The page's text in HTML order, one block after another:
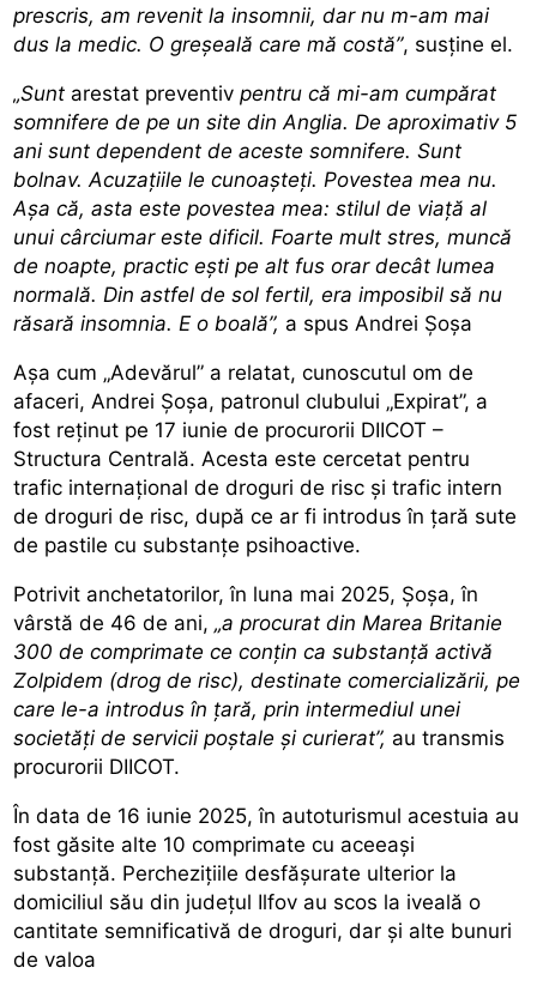
prescris, am revenit la insomnii, dar nu m-am mai
dus la medic. O greșeală care mă costă”, susține el.
„Sunt arestat preventivpentru că mi-am cumpărat
somnifere de pe un site din Anglia. De aproximativ 5
ani sunt dependent de aceste somnifere. Sunt
bolnav. Acuzațiile le cunoașteți. Povestea mea nu.
Așa că, asta este povestea mea: stilul de viață al
unui cârciumar este dificil. Foarte mult stres, muncă
de noapte, practic ești pe alt fus orar decât lumea
normală. Din astfel de sol fertil, era imposibil să nu
răsară insomnia. E o boală”, a spus Andrei Șoșa
Așa cum „Adevărul” a relatat, cunoscutul om de
afaceri, Andrei Șoșa, patronul clubului „Expirat”, a
fost reținut pe 17 iunie de procurorii DIICOT –
Structura Centrală. Acestaeste cercetat pentru
trafic internațional de droguri de risc și trafic intern
de droguri de risc, după ce ar fi introdus în țară sute
de pastile cu substanțe psihoactive.
Potrivit anchetatorilor, în luna mai 2025, Șoșa, în
vârstă de 46 de ani,„a procurat din Marea Britanie
300 de comprimate ce conțin ca substanță activă
Zolpidem (drog de risc), destinate comercializării, pe
care le-a introdus în țară, prin intermediul unei
societăți de servicii poștale şi curierat”, au transmis
procurorii DIICOT.
În data de 16 iunie 2025, în autoturismul acestuia au
fost găsite alte 10 comprimate cu aceeași
substanță. Perchezițiile desfășurate ulterior la
domiciliul său din județul Ilfov au scos la iveală o
cantitate semnificativă de droguri, dar și alte bunuri
de valoa